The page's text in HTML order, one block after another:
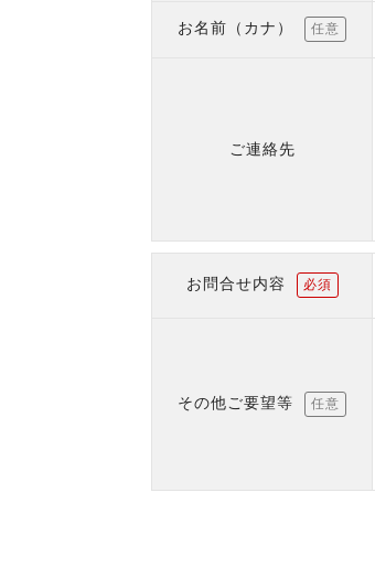
お名前（カナ） 任意
ご連絡先
お問合せ内容 必須
その他ご要望等 任意